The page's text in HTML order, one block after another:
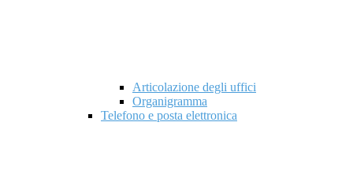
Articolazione degli uffici
Organigramma
Telefono e posta elettronica